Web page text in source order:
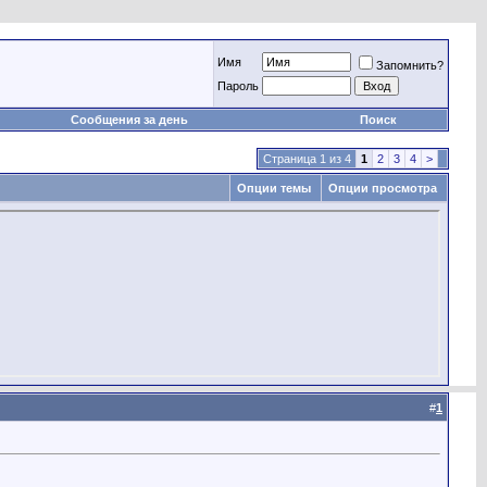
Имя
Запомнить?
Пароль
Сообщения за день Поиск
Страница 1 из 4 1 2 3 4 >
Опции темы Опции просмотра
#1